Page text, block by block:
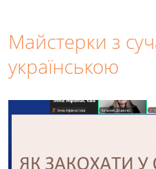
Майстерки з
українською